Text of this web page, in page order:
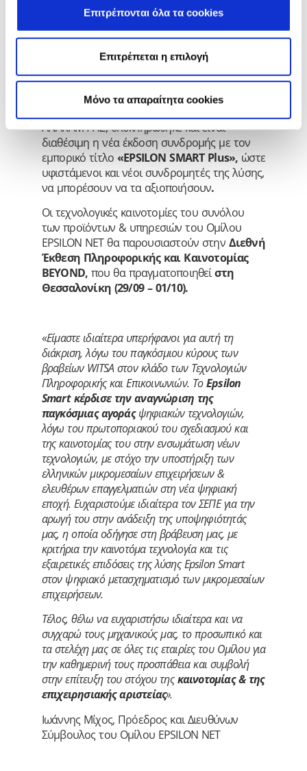
Επιτρέπονται όλα τα cookies
Επιτρέπεται η επιλογή
Mόνο τα απαραίτητα cookies
Smart Philoxenia, για την
αυτοματοποίηση της ηλεκτρονικής
διασύνδεσής τους με ηλεκτρονικά
κανάλια τουριστικών κρατήσεων
(booking.com, Expedia).
Τέλος, στο πλαίσιο της δυνατότητας
αξιοποίησης τωνvoucherτου προγράμματος
ΑΝΑΚΑΜΨΗΣ, ολοκληρώθηκε και είναι
διαθέσιμη η νέα έκδοση συνδρομής με τον
εμπορικό τίτλο «EPSILON SMART Plus», ώστε
υφιστάμενοι και νέοι συνδρομητές της λύσης,
να μπορέσουν να τα αξιοποιήσουν.
Οι τεχνολογικές καινοτομίες του συνόλου
των προϊόντων & υπηρεσιών του Ομίλου
EPSILON NET θα παρουσιαστούν στην Διεθνή
Έκθεση Πληροφορικής και Καινοτομίας
BEYOND, που θα πραγματοποιηθείστη
Θεσσαλονίκη (29/09 – 01/10).
«Είμαστε ιδιαίτερα υπερήφανοι για αυτή τη
διάκριση, λόγω του παγκόσμιου κύρους των
βραβείων WITSA στον κλάδο των Τεχνολογιών
Πληροφορικής και Επικοινωνιών. ΤοEpsilon
Smart κέρδισε την αναγνώριση της
παγκόσμιας αγοράςψηφιακών τεχνολογιών,
λόγω του πρωτοποριακού του σχεδιασμού και
της καινοτομίας του στην ενσωμάτωση νέων
τεχνολογιών, με στόχο την υποστήριξη των
ελληνικών μικρομεσαίων επιχειρήσεων &
ελευθέρων επαγγελματιών στη νέα ψηφιακή
εποχή. Ευχαριστούμε ιδιαίτερα τον ΣΕΠΕ για την
αρωγή του στην ανάδειξη της υποψηφιότητάς
μας, η οποία οδήγησε στη βράβευση μας, με
κριτήρια την καινοτόμα τεχνολογία και τις
εξαιρετικές επιδόσεις της λύσης Epsilon Smart
στον ψηφιακό μετασχηματισμό των μικρομεσαίων
επιχειρήσεων.
Τέλος, θέλω να ευχαριστήσω ιδιαίτερα και να
συγχαρώ τους μηχανικούς μας, το προσωπικό και
τα στελέχη μας σε όλες τις εταιρίες του Ομίλου για
την καθημερινή τους προσπάθεια και συμβολή
στην επίτευξη του στόχου τηςκαινοτομίας & της
επιχειρησιακής αριστείας».
Ιωάννης Μίχος, Πρόεδρος και Διευθύνων
Σύμβουλος του Ομίλου EPSILON NET